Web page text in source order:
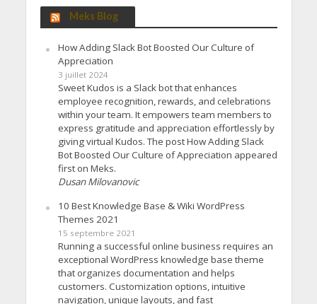
Meks Blog
How Adding Slack Bot Boosted Our Culture of
Appreciation
3 juillet 2024
Sweet Kudos is a Slack bot that enhances
employee recognition, rewards, and celebrations
within your team. It empowers team members to
express gratitude and appreciation effortlessly by
giving virtual Kudos. The post How Adding Slack
Bot Boosted Our Culture of Appreciation appeared
first on Meks.
Dusan Milovanovic
10 Best Knowledge Base & Wiki WordPress
Themes 2021
15 septembre 2021
Running a successful online business requires an
exceptional WordPress knowledge base theme
that organizes documentation and helps
customers. Customization options, intuitive
navigation, unique layouts, and fast